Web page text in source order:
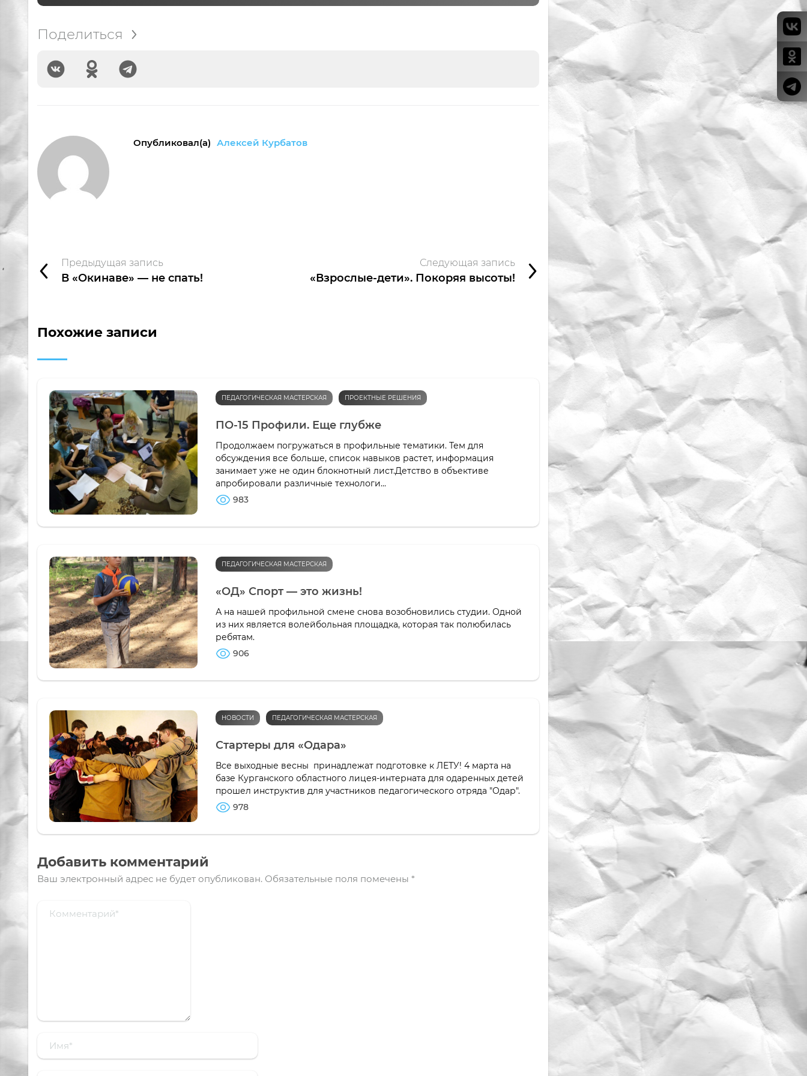
Поделиться
Опубликовал(а) Алексей Курбатов
Предыдущая запись
В «Окинаве» — не спать!
Следующая запись
«Взрослые-дети». Покоряя высоты!
Похожие записи
ПЕДАГОГИЧЕСКАЯ МАСТЕРСКАЯ ПРОЕКТНЫЕ РЕШЕНИЯ
ПО-15 Профили. Еще глубже
Продолжаем погружаться в профильные тематики. Тем для
обсуждения все больше, список навыков растет, информация
занимает уже не один блокнотный лист.Детство в объективе
апробировали различные технологи...
983
ПЕДАГОГИЧЕСКАЯ МАСТЕРСКАЯ
«ОД» Спорт — это жизнь!
А на нашей профильной смене снова возобновились студии. Одной
из них является волейбольная площадка, которая так полюбилась
ребятам.
906
НОВОСТИ ПЕДАГОГИЧЕСКАЯ МАСТЕРСКАЯ
Стартеры для «Одара»
Все выходные весны принадлежат подготовке к ЛЕТУ! 4 марта на
базе Курганского областного лицея-интерната для одаренных детей
прошел инструктив для участников педагогического отряда "Одар".
978
Добавить комментарий
Ваш электронный адрес не будет опубликован. Обязательные поля помечены *